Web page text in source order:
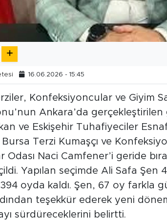
16.06.2026 - 15:45
Konfeksiyoncular ve Giyim
Ankara’da
ve Eskişehir Tuhafiyeciler Esnaf
Terzi Kumaşçı ve
Odası Naci Camfener’i geride
Yapılan seçimde Ali Safa Şen
oyda kaldı. Şen, 67 oy farkla
teşekkür ederek yeni
sürdüreceklerini belirtti.